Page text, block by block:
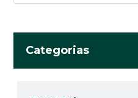
Categorias